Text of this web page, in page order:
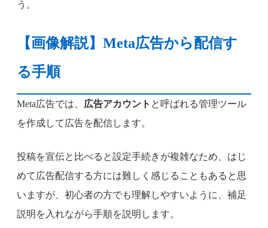
う。
【画像解説】Meta広告から配信す
る手順
Meta広告では、 広告アカウント と呼ばれる管理ツール
を作成して広告を配信します。
投稿を宣伝と比べると設定手続きが複雑なため、はじ
めて広告配信する方には難しく感じることもあると思
いますが、初心者の方でも理解しやすいように、補足
説明を入れながら手順を説明します。